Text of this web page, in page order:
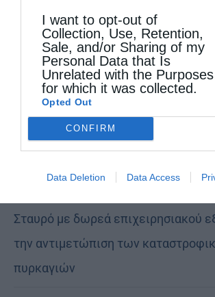
I want to opt-out of
Collection, Use, Retention,
Sale, and/or Sharing of my
Personal Data that Is
Unrelated with the Purposes
for which it was collected.
Opted Out
CONFIRM
Data Deletion Data Access
της Μυροβλύτιδος στη Μητρόπολη
Θεσσαλονίκης
Ισχυροί οι δεσμοί Ιερουσαλήμ και
Πατριάρχης Θεόφιλος στη Ρωσική
Διασποράς
Σταυρό με δωρεά επιχειρησιακού
την αντιμετώπιση των
πυρκαγιών